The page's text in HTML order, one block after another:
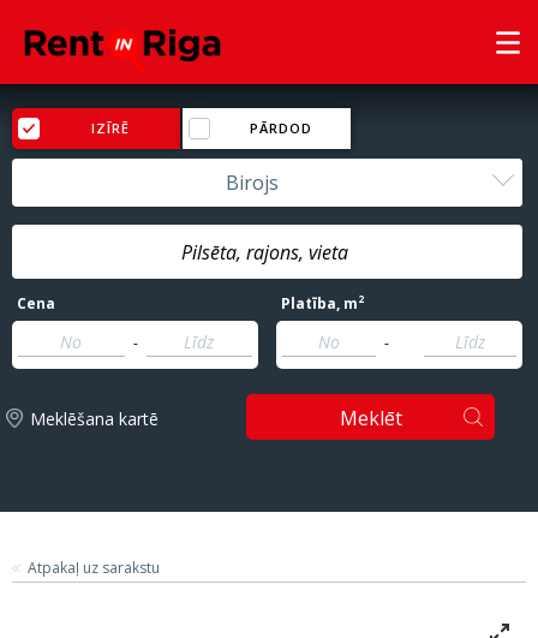
IZĪRĒ PĀRDOD
Birojs
Cena
-
Platība, m2
-
Meklēšana kartē Meklēt
Atpakaļ uz sarakstu